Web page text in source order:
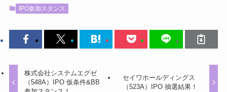
IPO参加スタンス
株式会社システムエグゼ
（548A）IPO 仮条件&BB
セイワホールディングス
（523A）IPO 抽選結果！